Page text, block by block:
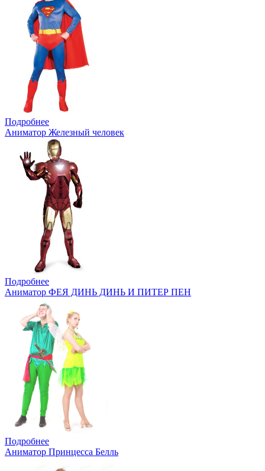
Подробнее
Аниматор Железный человек
Подробнее
Аниматор ФЕЯ ДИНЬ ДИНЬ И ПИТЕР ПЕН
Подробнее
Аниматор Принцесса Белль